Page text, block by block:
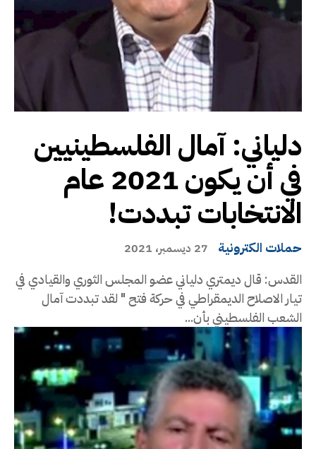
دلياني: آمال الفلسطينيين
في أن يكون 2021 عام
الانتخابات تبددت!
حملات الكترونية 27 ديسمبر، 2021
القدس: قال ديمتري دلياني عضو المجلس الثوري والقيادي في
تيار الاصلاح الديمقراطي في حركة فتح " لقد تبددت آمال
الشعب الفلسطيني بأن...